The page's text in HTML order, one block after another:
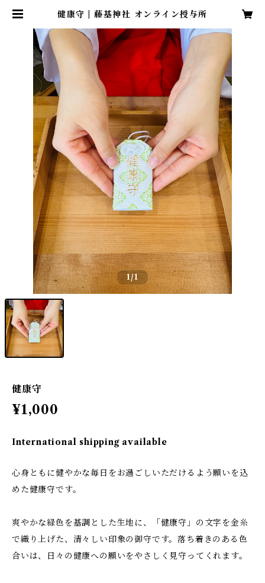
健康守 | 藤基神社 オンライン授与所
1/1
健康守
¥1,000
International shipping available
心身ともに健やかな毎日をお過ごしいただけるよう願いを込
めた健康守です。
爽やかな緑色を基調とした生地に、「健康守」の文字を金糸
で織り上げた、清々しい印象の御守です。落ち着きのある色
合いは、日々の健康への願いをやさしく見守ってくれます。